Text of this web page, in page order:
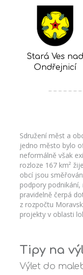
Stará Ves nad
Ondřejnicí
Sdružení měst a
jedno město bylo
neformálně však
rozloze 167 km²
obcí jsou
podpory
pravidelně čerpá
z rozpočtu
projekty v oblasti
Tipy na
Výlet do